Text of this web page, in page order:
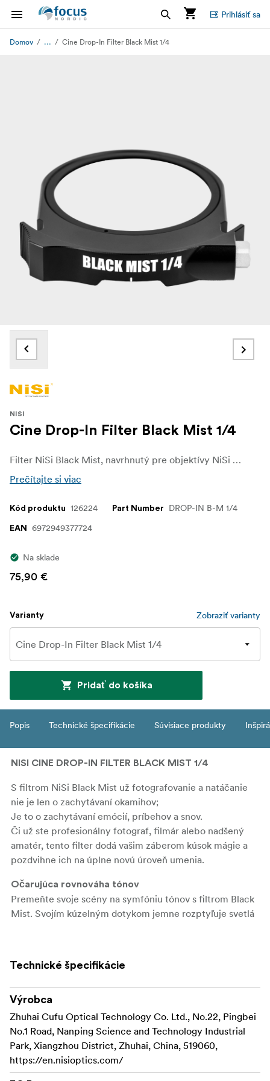
Prihlásiť sa
Domov ... Cine Drop-In Filter Black Mist 1/4
NISI
Cine Drop-In Filter Black Mist 1/4
Filter NiSi Black Mist, navrhnutý pre objektívy NiSi Athena, je dokonalým nástrojom na vizuálne rozprávanie príbehov, ktorý vám umožní naplno rozvinúť vašu kreativitu. Filter Black Mist prekračuje hranice bežného a premení vaše zábery na fascinujúce umelecké diela
Prečítajte si viac
Kód produktu 126224 Part Number DROP-IN B-M 1/4
EAN 6972949377724
Na sklade
75,90 €
Varianty Zobraziť varianty
Pridať do košíka
Popis Technické špecifikácie Súvisiace produkty
NISI CINE DROP-IN FILTER BLACK MIST 1/4
S filtrom NiSi Black Mist už fotografovanie a natáčanie
nie je len o zachytávaní okamihov;
Je to o zachytávaní emócií, príbehov a snov.
Či už ste profesionálny fotograf, filmár alebo nadšený
amatér, tento filter dodá vašim záberom kúsok mágie a
pozdvihne ich na úplne novú úroveň umenia.
Očarujúca rovnováha tónov
Premeňte svoje scény na symfóniu tónov s filtrom Black
Mist. Svojím kúzelným dotykom jemne rozptyľuje svetlá
námahy vyvažuje tónový rozsah a vytvára vizuálnu
symfóniu, ktorá zachytáva podstatu vášho objektu.
Predstavte si, že zachytávate filmový portrét zalitý
éterickým svetlom, kde je každá nedokonalosť a vráska
zmiernená, odhaľujúc skutočnú krásu vášho objektu.
Alebo možno zachytávate filmovú krajinu za úsvitu, kde
Technické špecifikácie
Výrobca
Zhuhai Cufu Optical Technology Co. Ltd., No.22, Pingbei
No.1 Road, Nanping Science and Technology Industrial
Park, Xiangzhou District, Zhuhai, China, 519060,
https://en.nisioptics.com/